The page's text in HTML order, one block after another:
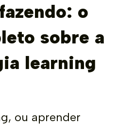
o
sobre a
learning
ou aprender